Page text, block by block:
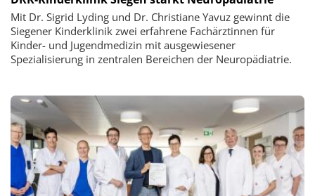
Mit Dr. Sigrid Lyding und Dr. Christiane Yavuz gewinnt die
Siegener Kinderklinik zwei erfahrene Fachärztinnen für
Kinder- und Jugendmedizin mit ausgewiesener
Spezialisierung in zentralen Bereichen der Neuropädiatrie.